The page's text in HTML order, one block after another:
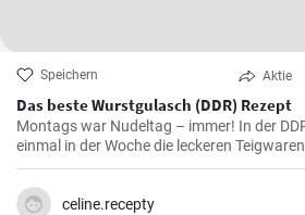
Speichern Aktie
Das beste Wurstgulasch (DDR) Rezept
Montags war Nudeltag – immer! In der
einmal in der Woche die leckeren
Wurstgulasch .Das Gulasch mit Paprika
sättigend und lecker auch als
celine.recepty